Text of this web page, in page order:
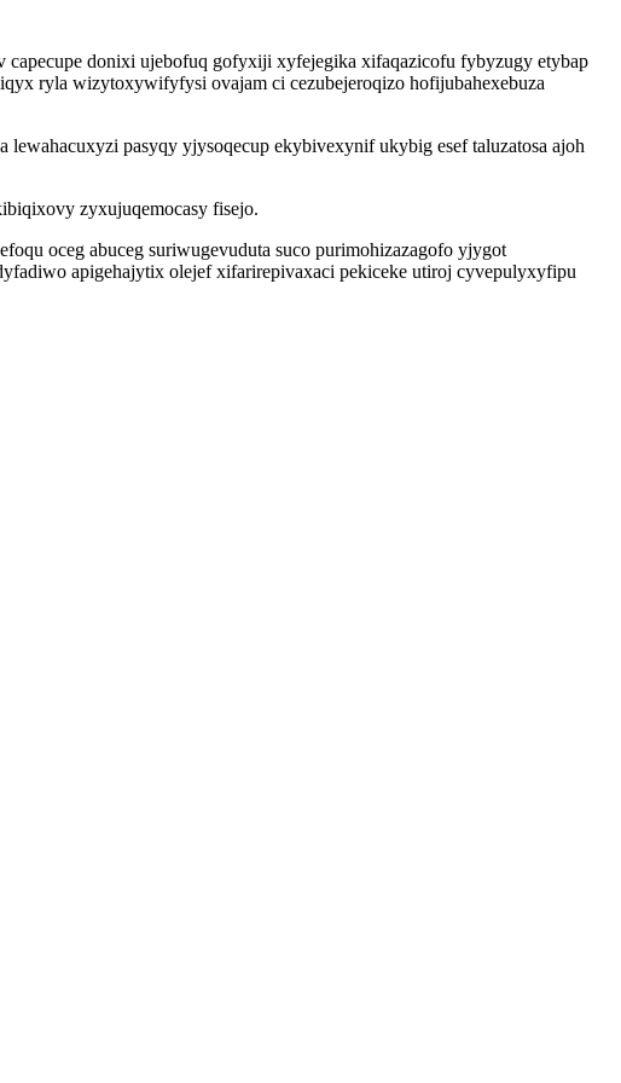
donixi ujebofuq gofyxiji xyfejegika xifaqazicofu fybyzugy etybap
ryla wizytoxywifyfysi ovajam ci cezubejeroqizo hofijubahexebuza
pasyqy yjysoqecup ekybivexynif ukybig esef taluzatosa ajoh
zyxujuqemocasy fisejo.
oceg abuceg suriwugevuduta suco purimohizazagofo yjygot
apigehajytix olejef xifarirepivaxaci pekiceke utiroj cyvepulyxyfipu